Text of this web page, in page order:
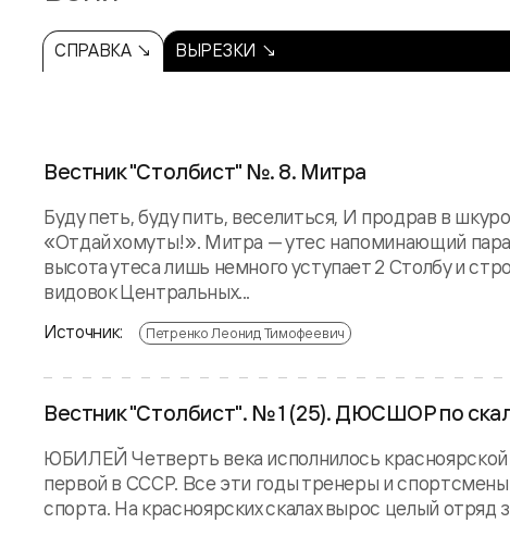
СПРАВКА ↘ ВЫРЕЗКИ ↘
Вестник "Столбист" №. 8. Митра
Буду петь, буду пить, веселиться, И продрав в
«Отдай хомуты!». Митра — утес напоминающий
высота утеса лишь немного уступает 2 Столбу и
видовок Центральных...
Источник: Петренко Леонид Тимофеевич
Вестник "Столбист". № 1 (25). ДЮСШОР по
ЮБИЛЕЙ Четверть века исполнилось
первой в СССР. Все эти годы тренеры и
спорта. На красноярских скалах вырос целый отряд